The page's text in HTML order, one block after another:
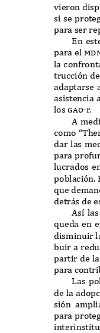
vieron
si se
para ser
En
para el
la
trucción
adaptarse
asistencia
losgao-r.
A
como“T
dar las
para
lucrados
población.
que
detrás de
Así
queda en
disminuir
buir a
partir de
para
Las
de la
sión
para